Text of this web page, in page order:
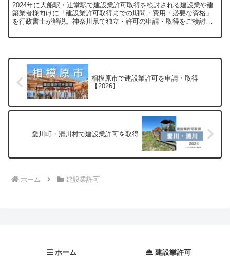
2024年に大船駅・辻堂駅で建設業許可取得を検討される建設業や建
築業者様向けに「建設業許可取得までの期間・費用・必要な資格」
を行政書士が解説。神奈川県で独立・許可の申請・取得をご検討中
相模原市で建設業許可を申請・取得
【2026】
愛川町・清川村で建設業許可を取得
ホーム 建設業許可
ホーム 建設業許可